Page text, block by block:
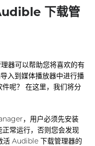
下载管
器可以帮助您将喜欢的有
入到媒体播放器中进行播
呢？ 在这里，我们将分
，用户必须先安装
常运行，否则您会发现
活 Audible 下载管理器的